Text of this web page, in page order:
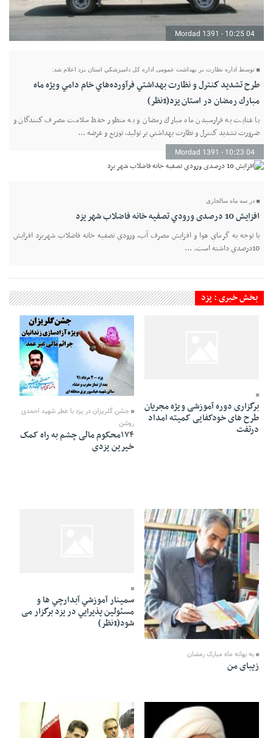
04 Mordad 1391 - 10:25
توسط اداره نظارت بر بهداشت عمومی اداره كل دامپزشكي استان يزد اعلام شد:
طرح تشديد كنترل و نظارت بهداشتي فرآورده‌هاي خام دامي ويژه ماه
مبارك رمضان در استان يزد(1نظر)
با عنايت به فرارسيدن ماه مبارك رمضان و به منظور حفظ سلامت مصرف كنندگان و
ضرورت تشديد كنترل و نظارت بهداشتي بر توليد، توزيع و عرضه ...
04 Mordad 1391 - 10:23
در سه ماه سالجاري
افزايش 10 درصدی ورودي تصفيه خانه فاضلاب شهر يزد
با توجه به گرماي هوا و افزايش مصرف آب، ورودي تصفيه خانه فاضلاب شهريزد افزايش
10درصدي داشته است. ...
بخش خبری : یزد
برگزاری دوره آموزشی ویژه مجریان
طرح های خودکفایی کمیته امداد
درتفت
جشن گلریزان در یزد با عطر شهید احمدی
روشن
۱۷۴محکوم مالی چشم به راه کمک
خیرین یزدی
04 Mordad 1391 - 00:01
به بهانه ماه مبارک رمضان
زیبای من
سمينار آموزشي آبدارچي ها و
مسئولين پذيرايي در يزد برگزار می
شود(1نظر)